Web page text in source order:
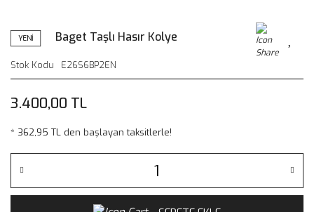
YENİ Baget Taşlı Hasır Kolye
Stok Kodu E26S6BP2EN
3.400,00 TL
* 362,95 TL den başlayan taksitlerle!